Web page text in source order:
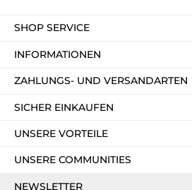
SHOP SERVICE
INFORMATIONEN
ZAHLUNGS- UND VERSANDARTEN
SICHER EINKAUFEN
UNSERE VORTEILE
UNSERE COMMUNITIES
NEWSLETTER